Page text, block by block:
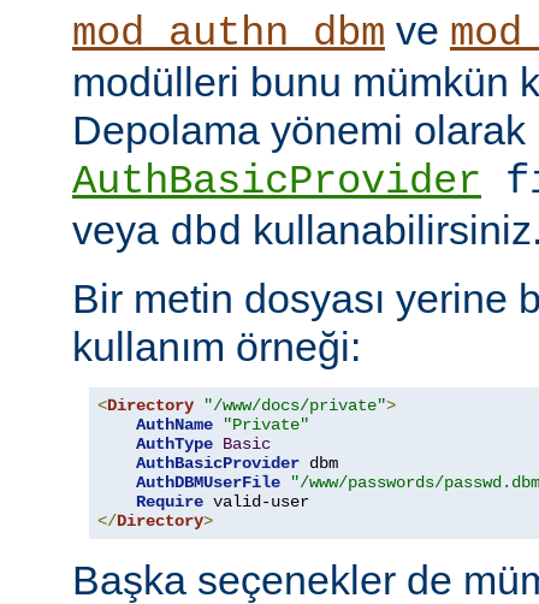
mod_authn_dbm ve
modülleri bunu mümkün
Depolama yönemi olarak
AuthBasicProvider
veya dbd
Bir metin dosyası yerine
kullanım örneği:
<Directory "/www/docs/private">
AuthName
"Private"
AuthType Basic
AuthBasicProvider dbm
AuthDBMUserFile
"/www/passwords/
Require
</Directory>
Başka seçenekler de